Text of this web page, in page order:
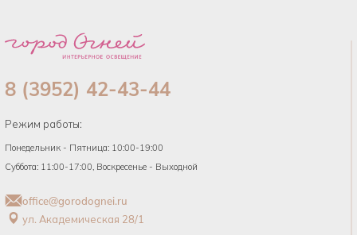
8 (3952) 42-43-44
Режим работы:
Понедельник - Пятница: 10:00-19:00
Суббота: 11:00-17:00, Воскресенье - Выходной
office@gorodognei.ru
ул. Академическая 28/1